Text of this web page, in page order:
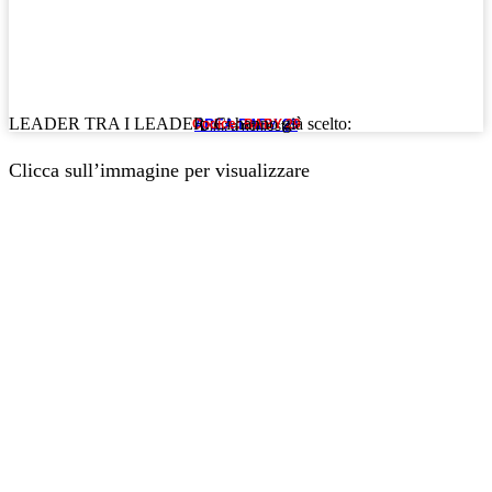
AREA BABY 29
Dim: a richiesta
Codice: BABY 29
LEADER TRA I LEADER. Ci hanno già scelto:
Clicca sull’immagine per visualizzare